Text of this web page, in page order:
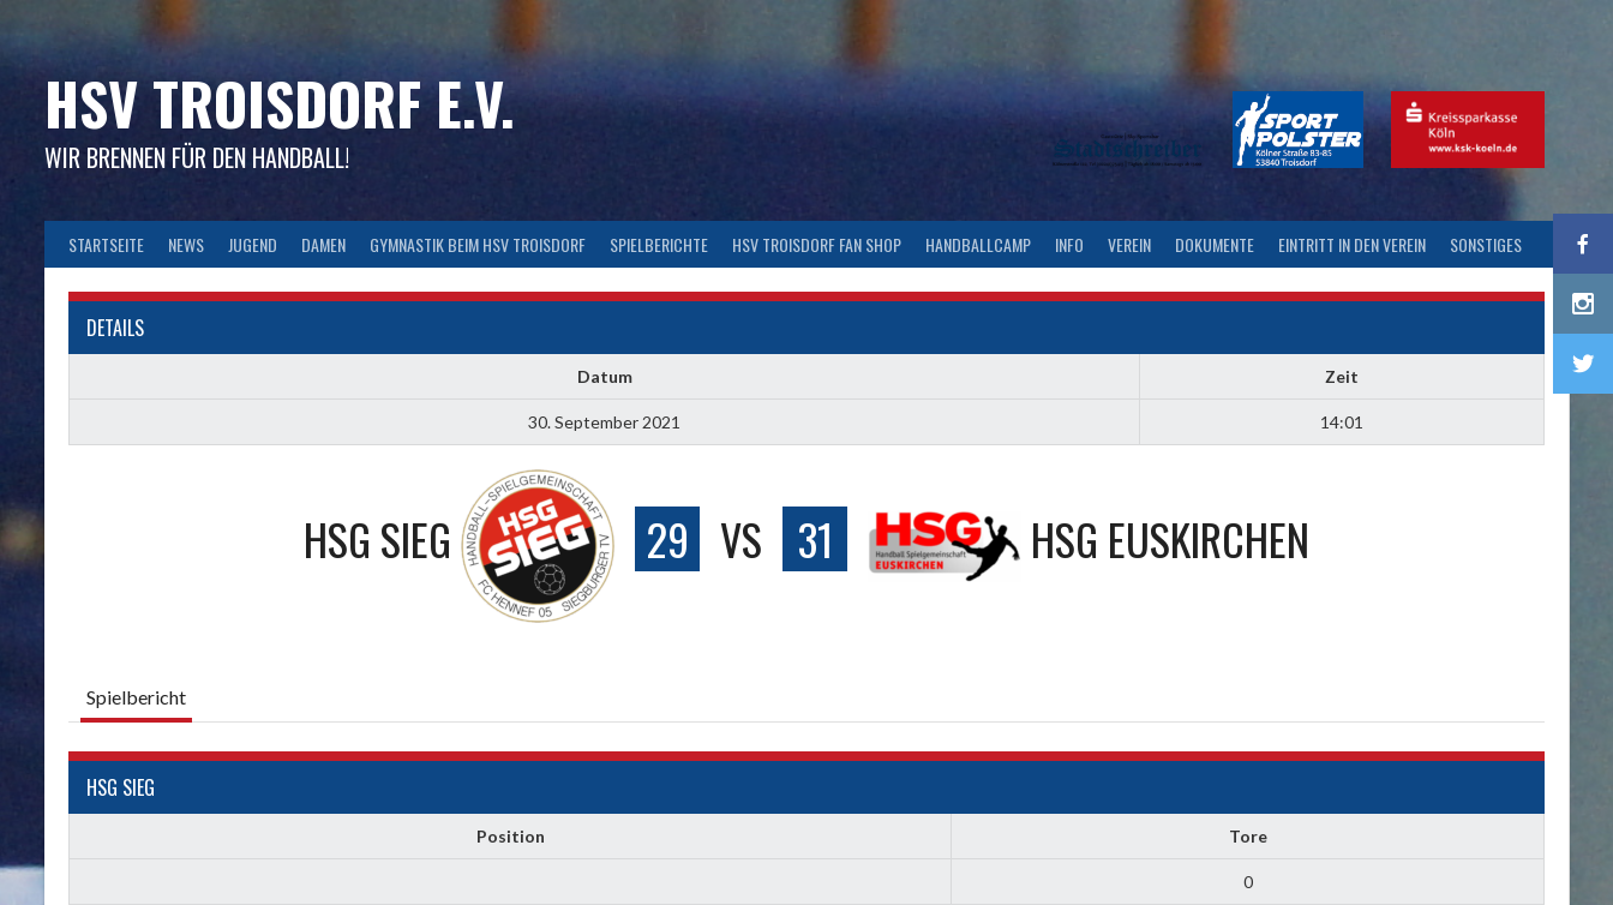
HSV TROISDORF E.V.
WIR BRENNEN FÜR DEN HANDBALL!
STARTSEITE NEWS JUGEND DAMEN GYMNASTIK BEIM HSV TROISDORF SPIELBERICHTE HSV TROISDORF FAN SHOP HANDBALLCAMP INFO VEREIN DOKUMENTE EINTRITT IN DEN VEREIN SONSTIGES
DETAILS
Datum Zeit
30. September 2021 14:01
HSG SIEG 29 VS 31 HSG EUSKIRCHEN
Spielbericht
HSG SIEG
Position Tore
0